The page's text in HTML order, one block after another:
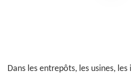
Dans les entrepôts, les usines,